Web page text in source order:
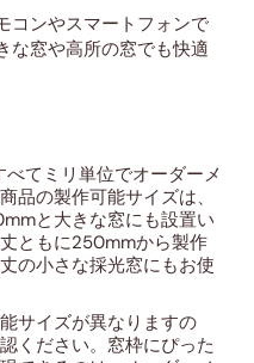
コンやスマートフォンで
な窓や高所の窓でも快適
てミリ単位でオーダーメ
品の製作可能サイズは、
と大きな窓にも設置い
ともに250mmから製作
の小さな採光窓にもお使
サイズが異なりますの
ください。窓枠にぴった